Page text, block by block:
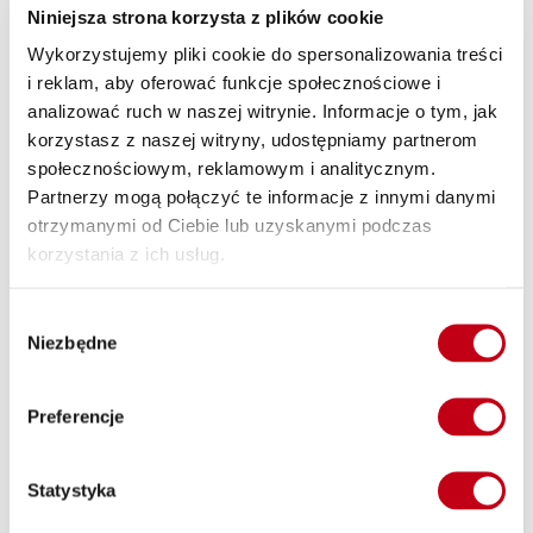
Niniejsza strona korzysta z plików cookie
Wykorzystujemy pliki cookie do spersonalizowania treści
i reklam, aby oferować funkcje społecznościowe i
analizować ruch w naszej witrynie. Informacje o tym, jak
korzystasz z naszej witryny, udostępniamy partnerom
społecznościowym, reklamowym i analitycznym.
Partnerzy mogą połączyć te informacje z innymi danymi
otrzymanymi od Ciebie lub uzyskanymi podczas
korzystania z ich usług.
zgody
Niezbędne
Preferencje
Statystyka
najbardziej wymagających dni.
Smaczna i zdrowa dieta – radość jedzenia
Smak jest dla nas równie ważny, jak wartości odżywcze.
Stawiamy na kreatywność i pasję naszych kucharzy, aby każdy
posiłek z naszego cateringu dietetycznego był prawdziwą
Wybierając catering dietetyczny Krężoły od Maczfit,